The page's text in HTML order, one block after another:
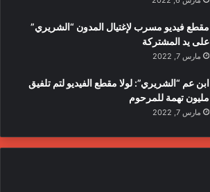
مقطع فيديو مسرب لإغتيال المدون “الشريري”
على يد المشتركة
مارس 7, 2022
ابن عم “الشريري”: لولا مقطع الفيديو لتم تلفيق
مليون تهمة للمرحوم
مارس 7, 2022